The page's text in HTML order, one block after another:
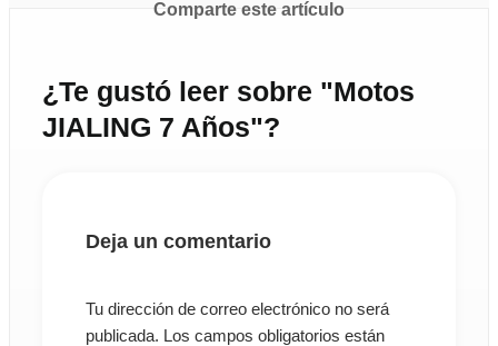
Comparte este artículo
¿Te gustó leer sobre "Motos
JIALING 7 Años"?
Deja un comentario
Tu dirección de correo electrónico no será
publicada. Los campos obligatorios están